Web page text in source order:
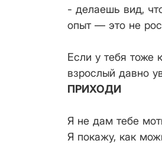
- делаешь вид,
опыт — это не
Если у тебя тоже
взрослый давно
ПРИХОДИ
Я не дам тебе
Я покажу, как